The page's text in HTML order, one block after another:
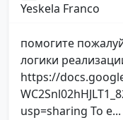
Yeskela Franco
помогите
логики
https://
usp=sharing То е...